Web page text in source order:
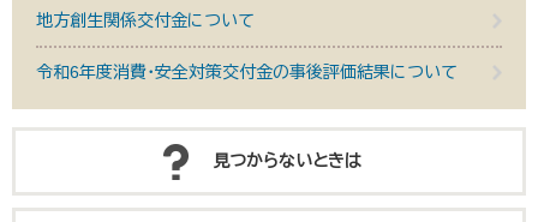
地方創生関係交付金について
令和6年度消費・安全対策交付金の事後評価結果について
見つからないときは